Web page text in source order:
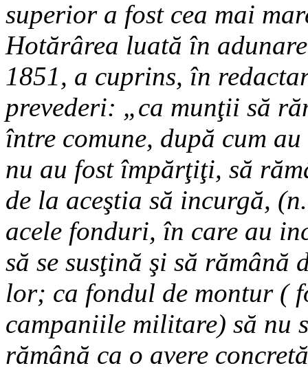
superior a fost cea mai
Hotărârea luată în
1851, a cuprins, în
prevederi: „ca munţii să
între comune, după cum
nu au fost împărţiţi, să
de la aceştia să incurgă,
acele fonduri, în care au
să se susţină şi să
lor; ca fondul de montur (
campaniile militare) să nu
rămână ca o avere